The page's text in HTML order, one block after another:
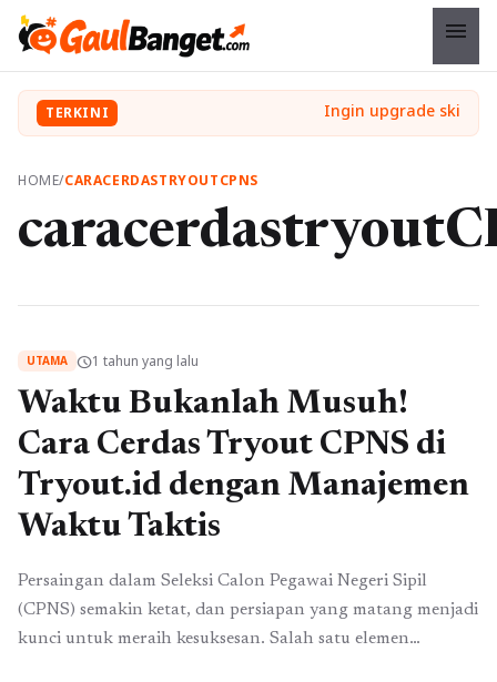
menu
TERKINI
HOME/CARACERDASTRYOUTCPNS
UTAMA schedule1 tahun yang lalu
Waktu Bukanlah Musuh!
Cara Cerdas Tryout CPNS di
Tryout.id dengan Manajemen
Waktu Taktis
Persaingan dalam Seleksi Calon Pegawai Negeri Sipil
(CPNS) semakin ketat, dan persiapan yang matang menjadi
kunci untuk meraih kesuksesan. Salah satu elemen